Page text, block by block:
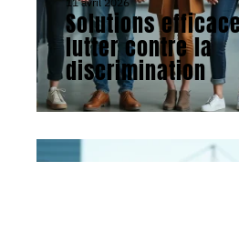
Solutions
lutter contre la
discrimination